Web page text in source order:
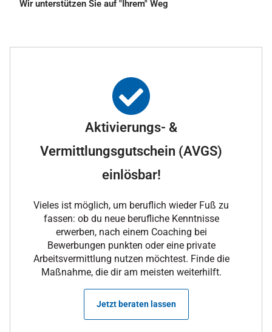
Wir unterstützen Sie auf "Ihrem" Weg
Aktivierungs- &
Vermittlungsgutschein (AVGS)
einlösbar!
Vieles ist möglich, um beruflich wieder Fuß zu
fassen: ob du neue berufliche Kenntnisse
erwerben, nach einem Coaching bei
Bewerbungen punkten oder eine private
Arbeitsvermittlung nutzen möchtest. Finde die
Maßnahme, die dir am meisten weiterhilft.
Jetzt beraten lassen